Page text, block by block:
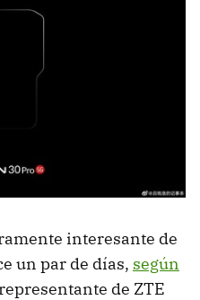
interesante de
un par de días, según
de ZTE